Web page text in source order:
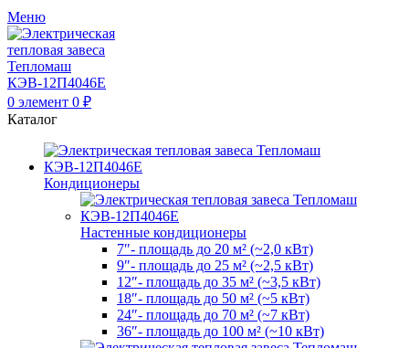
Меню
0 элемент 0 ₽
Каталог
Кондиционеры
Настенные кондиционеры
7″- площадь до 20 м² (~2,0 кВт)
9″- площадь до 25 м² (~2,5 кВт)
12″- площадь до 35 м² (~3,5 кВт)
18″- площадь до 50 м² (~5 кВт)
24″- площадь до 70 м² (~7 кВт)
36″- площадь до 100 м² (~10 кВт)